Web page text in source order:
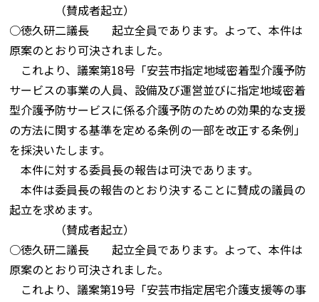
（賛成者起立）
○徳久研二議長 起立全員であります。よって、本件は
原案のとおり可決されました。
これより、議案第18号「安芸市指定地域密着型介護予防
サービスの事業の人員、設備及び運営並びに指定地域密着
型介護予防サービスに係る介護予防のための効果的な支援
の方法に関する基準を定める条例の一部を改正する条例」
を採決いたします。
本件に対する委員長の報告は可決であります。
本件は委員長の報告のとおり決することに賛成の議員の
起立を求めます。
（賛成者起立）
○徳久研二議長 起立全員であります。よって、本件は
原案のとおり可決されました。
これより、議案第19号「安芸市指定居宅介護支援等の事